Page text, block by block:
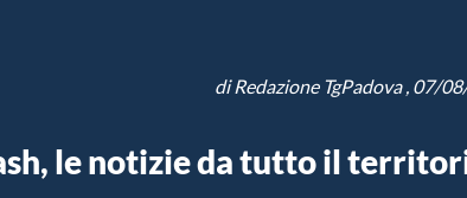
diRedazione TgPadova , 07/
le notizie da tutto il